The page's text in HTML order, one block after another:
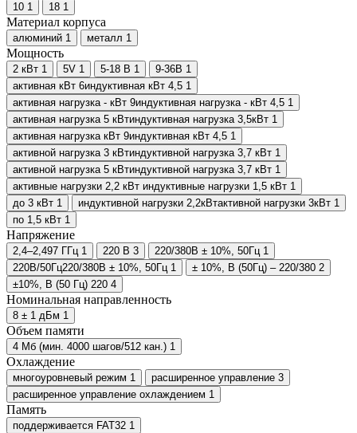
10 1 18 1
Материал корпуса
алюминий 1 металл 1
Мощность
2 кВт 1 5V 1 5-18 В 1 9-36В 1
активная кВт 6индуктивная кВт 4,5 1
активная нагрузка - кВт 9индуктивная нагрузка - кВт 4,5 1
активная нагрузка 5 кВтиндуктивная нагрузка 3,5кВт 1
активная нагрузка кВт 9индуктивная кВт 4,5 1
активной нагрузка 3 кВтиндуктивной нагрузка 3,7 кВт 1
активной нагрузка 5 кВтиндуктивной нагрузка 3,7 кВт 1
активные нагрузки 2,2 кВт индуктивные нагрузки 1,5 кВт 1
до 3 кВт 1 индуктивной нагрузки 2,2кВтактивной нагрузки 3кВт 1
по 1,5 кВт 1
Напряжение
2,4–2,497 ГГц 1 220 В 3 220/380В ± 10%, 50Гц 1
220В/50Гц220/380В ± 10%, 50Гц 1 ± 10%, В (50Гц) – 220/380 2
±10%, В (50 Гц) 220 4
Номинальная направленность
8 ± 1 дБм 1
Объем памяти
4 Мб (мин. 4000 шагов/512 кан.) 1
Охлаждение
многоуровневый режим 1 расширенное управление 3
расширенное управление охлаждением 1
Память
поддерживается FAT32 1